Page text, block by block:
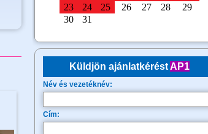
Küldjön ajánlatkéréstAP1
Név és vezetéknév:
Cím: